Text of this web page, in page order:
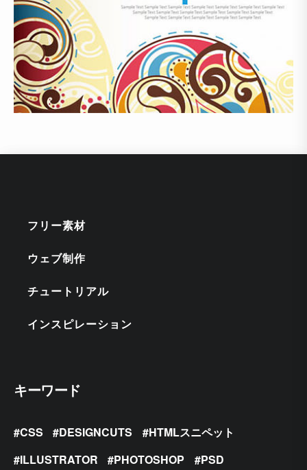
フリー素材
ウェブ制作
チュートリアル
インスピレーション
キーワード
CSS DESIGNCUTS
HTMLスニペット
ILLUSTRATOR
PHOTOSHOP
PSD